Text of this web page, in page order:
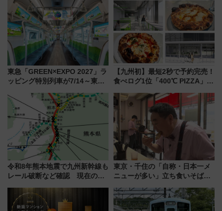
ローおひさま」が救世主に？
定1万5000枚】
東急「GREEN×EXPO 2027」ラ
ッピング特別列車が7/14～東
ー！ 注目の編成やデザインまと
め
【九州初】最短2秒で予約完売！
食べログ1位「400℃ PIZZA」が
プン。もつ鍋風など限定メニュ
ーも
令和8年熊本地震で九州新幹線も
レール破断など確認 現在の運
東京・千住の「自称・日本一メ
ニューが多い」立ち食いそば屋
地のふらっと立ち食いそば』
7/27夜10時～放送